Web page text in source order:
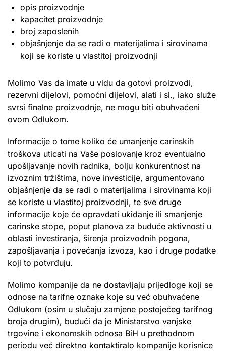
opis proizvodnje
kapacitet proizvodnje
broj zaposlenih
objašnjenje da se radi o materijalima i sirovinama
koji se koriste u vlastitoj proizvodnji
Molimo Vas da imate u vidu da gotovi proizvodi,
rezervni dijelovi, pomoćni dijelovi, alati i sl., iako služe
svrsi finalne proizvodnje, ne mogu biti obuhvaćeni
ovom Odlukom.
Informacije o tome koliko će umanjenje carinskih
troškova uticati na Vaše poslovanje kroz eventualno
upošljavanje novih radnika, bolju konkurentnost na
izvoznim tržištima, nove investicije, argumentovano
objašnjenje da se radi o materijalima i sirovinama koji
se koriste u vlastitoj proizvodnji, te sve druge
informacije koje će opravdati ukidanje ili smanjenje
carinske stope, poput planova za buduće aktivnosti u
oblasti investiranja, širenja proizvodnih pogona,
zapošljavanja i povećanja izvoza, kao i druge podatke
koji to potvrđuju.
Molimo kompanije da ne dostavljaju prijedloge koji se
odnose na tarifne oznake koje su već obuhvaćene
Odlukom (osim u slučaju zamjene postojećeg tarifnog
broja drugim), budući da je Ministarstvo vanjske
trgovine i ekonomskih odnosa BiH u prethodnom
periodu već direktno kontaktiralo kompanije korisnice